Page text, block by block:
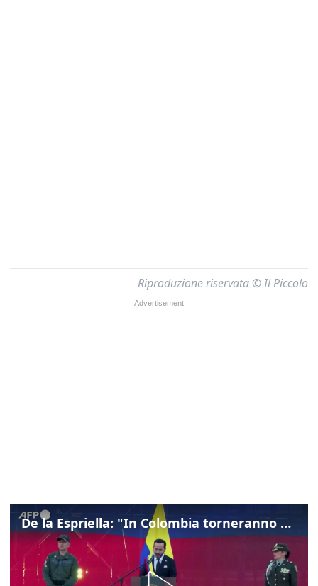
Riproduzione riservata © Il Piccolo
De la Espriella: "In Colombia torneranno ordine, autorità e libertà"